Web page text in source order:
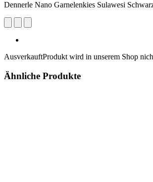
Dennerle Nano Garnelenkies Sulawesi
AusverkauftProdukt wird in unserem Shop
Ähnliche Produkte